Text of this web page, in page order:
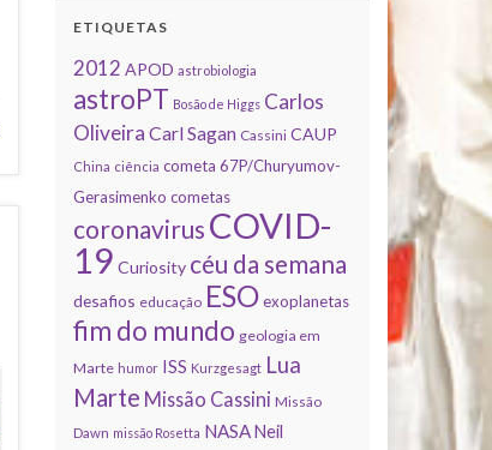
ETIQUETAS
2012 APOD astrobiologia
astroPT Bosão de Higgs Carlos
Oliveira Carl Sagan Cassini CAUP
China ciência cometa 67P/Churyumov-
Gerasimenko cometas
coronavirus COVID-
19 Curiosity céu da semana
desafios educação ESO exoplanetas
fim do mundo geologia em
Marte humor ISS Kurzgesagt Lua
Marte Missão Cassini Missão
Dawn missão Rosetta NASA Neil